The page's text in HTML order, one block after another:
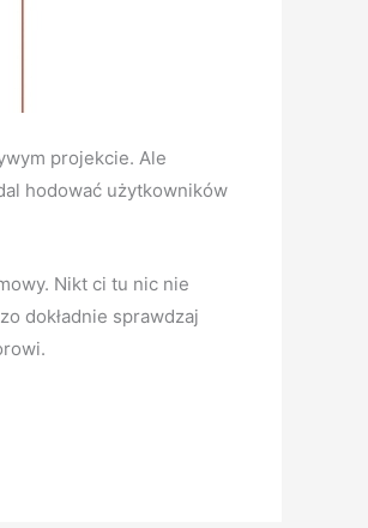
projekcie. Ale
hodować użytkowników
Nikt ci tu nic nie
dokładnie sprawdzaj